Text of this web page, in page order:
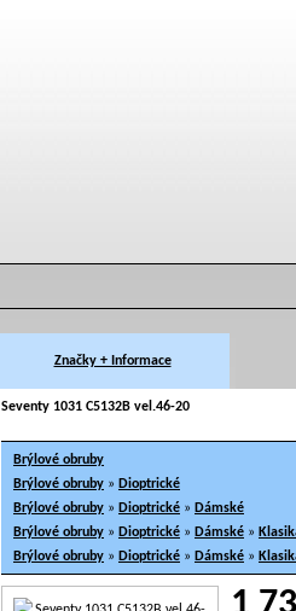
Značky + Informace
Seventy 1031 C5132B vel.46-20
Brýlové obruby
Brýlové obruby » Dioptrické
Brýlové obruby » Dioptrické » Dámské
Brýlové obruby » Dioptrické » Dámské »
Brýlové obruby » Dioptrické » Dámské »